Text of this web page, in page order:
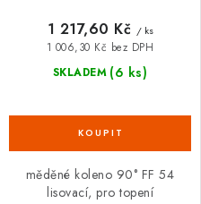
SKLADEM (6 ks)
1 006,30 Kč bez DPH
1 217,60 Kč / ks
měděné koleno 90° FF 54
lisovací, pro topení